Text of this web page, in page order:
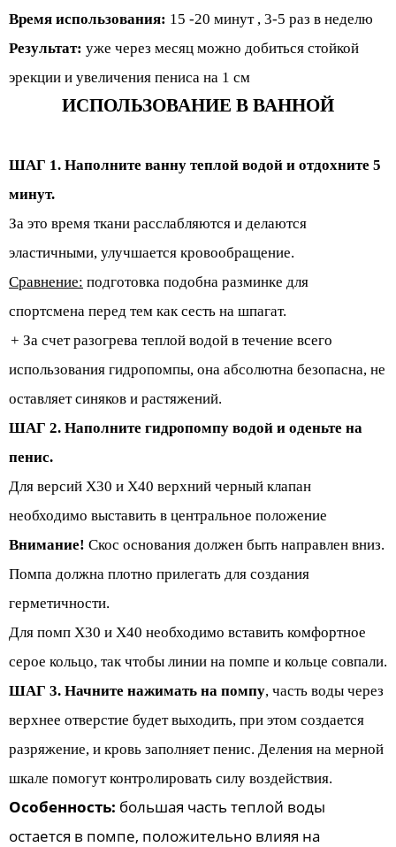
Время использования: 15 -20 минут , 3-5 раз в неделю
Результат: уже через месяц можно добиться стойкой
эрекции и увеличения пениса на 1 см
ИСПОЛЬЗОВАНИЕ В ВАННОЙ
ШАГ 1. Наполните ванну теплой водой и отдохните 5
минут.
За это время ткани расслабляются и делаются
эластичными, улучшается кровообращение.
Сравнение: подготовка подобна разминке для
спортсмена перед тем как сесть на шпагат.
+ За счет разогрева теплой водой в течение всего
использования гидропомпы, она абсолютна безопасна, не
оставляет синяков и растяжений.
ШАГ 2. Наполните гидропомпу водой и оденьте на
пенис.
Для версий X30 и X40 верхний черный клапан
необходимо выставить в центральное положение
Внимание! Скос основания должен быть направлен вниз.
Помпа должна плотно прилегать для создания
герметичности.
Для помп X30 и X40 необходимо вставить комфортное
серое кольцо, так чтобы линии на помпе и кольце совпали.
ШАГ 3. Начните нажимать на помпу, часть воды через
верхнее отверстие будет выходить, при этом создается
разряжение, и кровь заполняет пенис. Деления на мерной
шкале помогут контролировать силу воздействия.
Особенность: большая часть теплой воды
остается в помпе, положительно влияя на